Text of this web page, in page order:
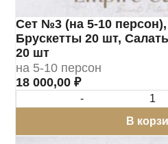
Сет №3 (на 5-10
Брускетты 20 шт,
20 шт
на 5-10 персон
18 000,00₽
-
В